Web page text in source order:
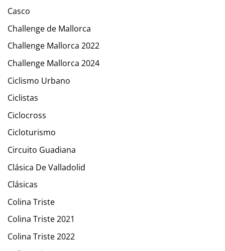
Casco
Challenge de Mallorca
Challenge Mallorca 2022
Challenge Mallorca 2024
Ciclismo Urbano
Ciclistas
Ciclocross
Cicloturismo
Circuito Guadiana
Clásica De Valladolid
Clásicas
Colina Triste
Colina Triste 2021
Colina Triste 2022